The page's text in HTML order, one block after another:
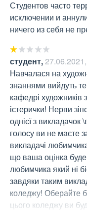
Студентов часто
исключении и
ничего из себя не
студент,
Навчалася на
знаннями вийдуть
кафедрі художників
істерички! Нерви
однієї з викладачок
голосу ви не маєте
викладачі
що ваша оцінка
любимчика який ні
завдяки таким
коледжу! Оберайте
цього коледжу ви